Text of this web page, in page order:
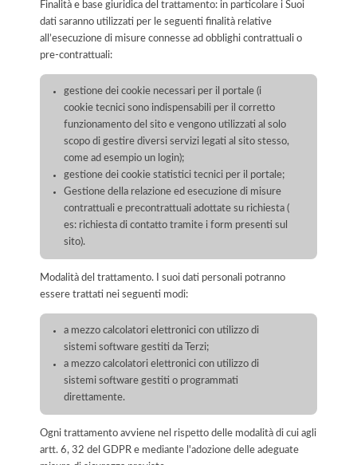
Finalità e base giuridica del trattamento: in particolare i Suoi
dati saranno utilizzati per le seguenti finalità relative
all’esecuzione di misure connesse ad obblighi contrattuali o
pre-contrattuali:
gestione dei cookie necessari per il portale (i
cookie tecnici sono indispensabili per il corretto
funzionamento del sito e vengono utilizzati al solo
scopo di gestire diversi servizi legati al sito stesso,
come ad esempio un login);
gestione dei cookie statistici tecnici per il portale;
Gestione della relazione ed esecuzione di misure
contrattuali e precontrattuali adottate su richiesta (
es: richiesta di contatto tramite i form presenti sul
sito).
Modalità del trattamento. I suoi dati personali potranno
essere trattati nei seguenti modi:
a mezzo calcolatori elettronici con utilizzo di
sistemi software gestiti da Terzi;
a mezzo calcolatori elettronici con utilizzo di
sistemi software gestiti o programmati
direttamente.
Ogni trattamento avviene nel rispetto delle modalità di cui agli
artt. 6, 32 del GDPR e mediante l'adozione delle adeguate